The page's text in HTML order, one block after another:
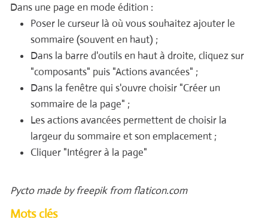
Dans une page en mode édition :
Poser le curseur là où vous souhaitez ajouter le
sommaire (souvent en haut) ;
Dans la barre d'outils en haut à droite, cliquez sur
"composants" puis "Actions avancées" ;
Dans la fenêtre qui s'ouvre choisir "Créer un
sommaire de la page" ;
Les actions avancées permettent de choisir la
largeur du sommaire et son emplacement ;
Cliquer "Intégrer à la page"
Pycto made by freepik from flaticon.com
Mots clés